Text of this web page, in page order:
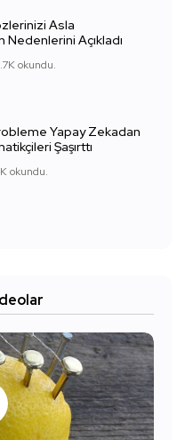
Asla
Nedenlerini Açıkladı
okundu.
Yapay Zekadan
Şaşırttı
okundu.